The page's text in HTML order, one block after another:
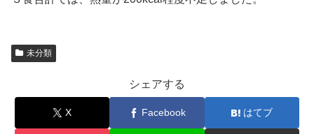
未分類
シェアする
X Facebook はてブ